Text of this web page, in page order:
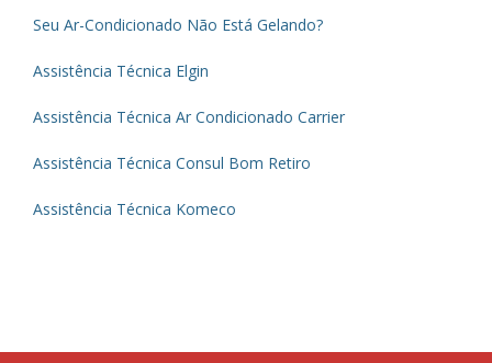
Seu Ar-Condicionado Não Está Gelando?
Assistência Técnica Elgin
Assistência Técnica Ar Condicionado Carrier
Assistência Técnica Consul Bom Retiro
Assistência Técnica Komeco